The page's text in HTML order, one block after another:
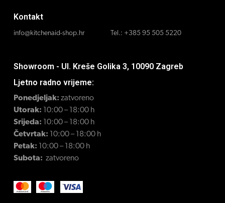
Kontakt
info@kitchenaid-shop.hr Tel.: +385 95 505 5220
Showroom - Ul. Kreše Golika 3, 10090 Zagreb
Ljetno radno vrijeme:
Ponedjeljak: zatvoreno
Utorak: 10:00 – 18:00 h
Srijeda: 10:00 – 18:00 h
Četvrtak: 10:00 – 18:00 h
Petak: 10:00 – 18:00 h
Subota: zatvoreno